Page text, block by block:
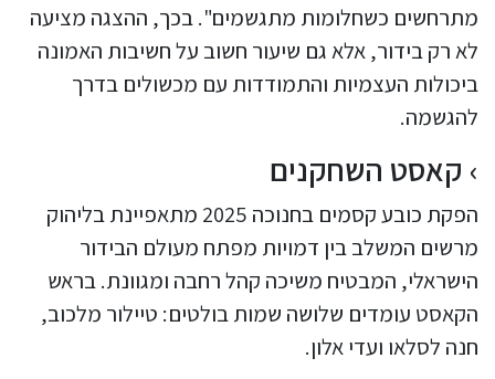
מתרחשים כשחלומות מתגשמים". בכך, ההצגה מציעה
לא רק בידור, אלא גם שיעור חשוב על חשיבות האמונה
ביכולות העצמיות והתמודדות עם מכשולים בדרך
להגשמה.
קאסט השחקנים
הפקת כובע קסמים בחנוכה 2025 מתאפיינת בליהוק
מרשים המשלב בין דמויות מפתח מעולם הבידור
הישראלי, המבטיח משיכה קהל רחבה ומגוונת. בראש
הקאסט עומדים שלושה שמות בולטים: טיילור מלכוב,
חנה לסלאו ועדי אלון.